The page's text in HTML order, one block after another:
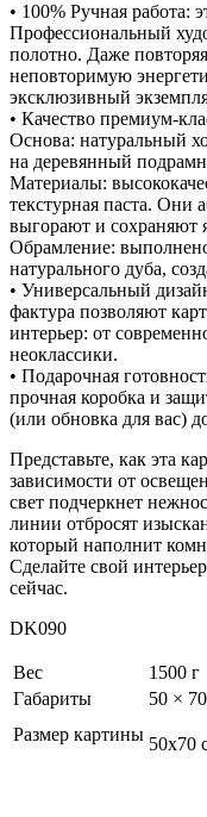
• 100% Ручная работа:
Профессиональный
полотно. Даже
неповторимую
эксклюзивный
• Качество премиум-
Основа: натуральный
на деревянный
Материалы:
текстурная паста. Они
выгорают и сохраняют
Обрамление:
натурального дуба,
• Универсальный
фактура позволяют
интерьер: от
неоклассики.
• Подарочная
прочная коробка и
(или обновка для вас)
Представьте, как эта
зависимости от
свет подчеркнет
линии отбросят
который наполнит
Сделайте свой
сейчас.
DK090
Вес
1500 г
Габариты
50 ×
Размер картины 50х70